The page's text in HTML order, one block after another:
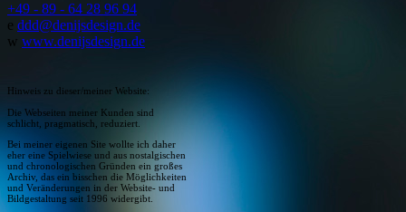
+49 - 89 - 64 28 96 94
e ddd@denijsdesign.de
w www.denijsdesign.de
Hinweis zu dieser/meiner Website:
Die Webseiten meiner Kunden sind
schlicht, pragmatisch, reduziert.
Bei meiner eigenen Site wollte ich daher
eher eine Spielwiese und aus nostalgischen
und chronologischen Gründen ein großes
Archiv, das ein bisschen die Möglichkeiten
und Veränderungen in der Website- und
Bildgestaltung seit 1996 widergibt.